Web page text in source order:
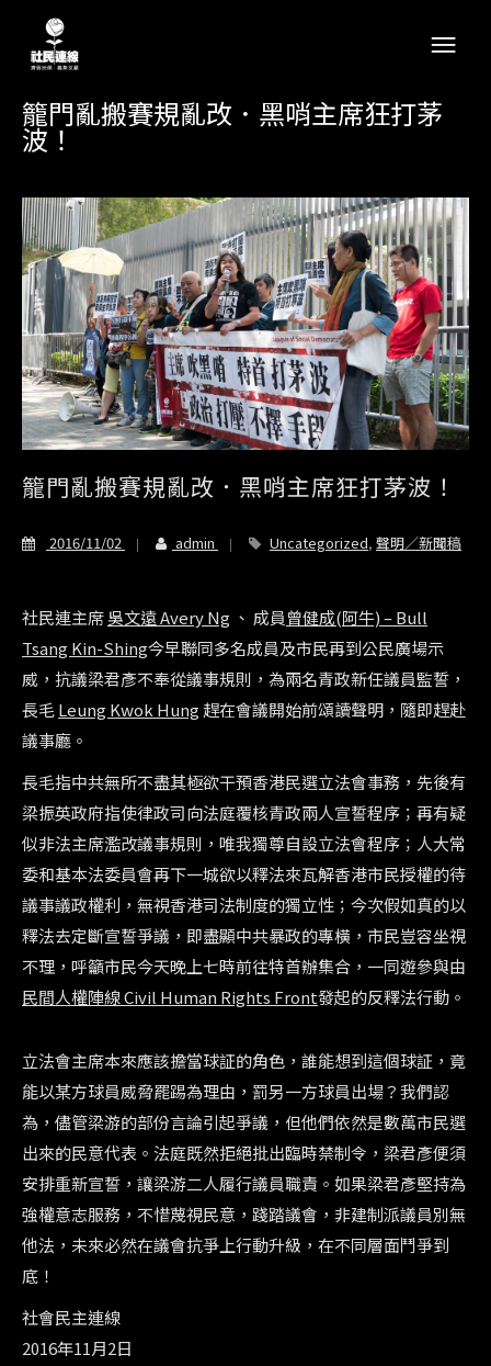
籠門亂搬賽規亂改．黑哨主席狂打茅
波！
籠門亂搬賽規亂改．黑哨主席狂打茅波！
2016/11/02 admin Uncategorized, 聲明／新聞稿
社民連主席吳文遠 Avery Ng 、 成員曾健成(阿牛) – Bull
Tsang Kin-Shing今早聯同多名成員及市民再到公民廣場示
威，抗議梁君彥不奉從議事規則，為兩名青政新任議員監誓，
長毛Leung Kwok Hung趕在會議開始前頌讀聲明，隨即趕赴
議事廳。
長毛指中共無所不盡其極欲干預香港民選立法會事務，先後有
梁振英政府指使律政司向法庭覆核青政兩人宣誓程序；再有疑
似非法主席濫改議事規則，唯我獨尊自設立法會程序；人大常
委和基本法委員會再下一城欲以釋法來瓦解香港市民授權的待
議事議政權利，無視香港司法制度的獨立性；今次假如真的以
釋法去定斷宣誓爭議，即盡顯中共暴政的專橫，市民豈容坐視
不理，呼籲市民今天晚上七時前往特首辦集合，一同遊參與由
民間人權陣線 Civil Human Rights Front發起的反釋法行動。
立法會主席本來應該擔當球証的角色，誰能想到這個球証，竟
能以某方球員威脅罷踢為理由，罰另一方球員出場？我們認
為，儘管梁游的部份言論引起爭議，但他們依然是數萬市民選
出來的民意代表。法庭既然拒絕批出臨時禁制令，梁君彥便須
安排重新宣誓，讓梁游二人履行議員職責。如果梁君彥堅持為
強權意志服務，不惜蔑視民意，踐踏議會，非建制派議員別無
他法，未來必然在議會抗爭上行動升級，在不同層面鬥爭到
底！
社會民主連線
2016年11月2日